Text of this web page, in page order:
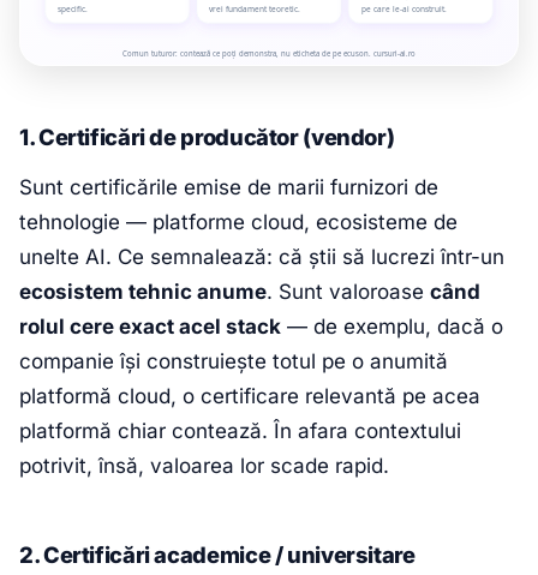
1. Certificări de producător (vendor)
Sunt certificările emise de marii furnizori de
tehnologie — platforme cloud, ecosisteme de
unelte AI. Ce semnalează: că știi să lucrezi într-un
ecosistem tehnic anume. Sunt valoroase când
rolul cere exact acel stack — de exemplu, dacă o
companie își construiește totul pe o anumită
platformă cloud, o certificare relevantă pe acea
platformă chiar contează. În afara contextului
potrivit, însă, valoarea lor scade rapid.
2. Certificări academice / universitare